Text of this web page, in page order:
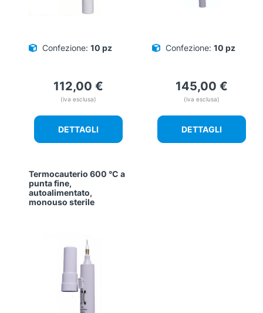
Confezione: 10 pz
112,00 €
(iva esclusa)
DETTAGLI
Confezione: 10 pz
145,00 €
(iva esclusa)
DETTAGLI
Termocauterio 600 °C a
punta fine,
autoalimentato,
monouso sterile